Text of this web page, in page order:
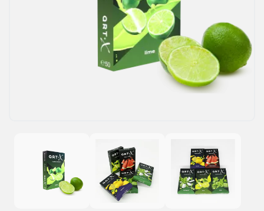
Жидкости для электронных сигарет
Подарочные наборы